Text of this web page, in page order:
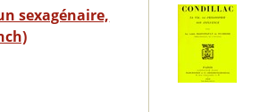
sexagénaire,